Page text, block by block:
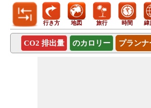
行き方 地図 旅行 時間 緯
CO2 排出量 のカロリー プランナ